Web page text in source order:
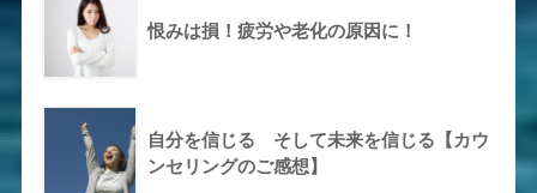
恨みは損！疲労や老化の原因に！
自分を信じる そして未来を信じる【カウ
ンセリングのご感想】